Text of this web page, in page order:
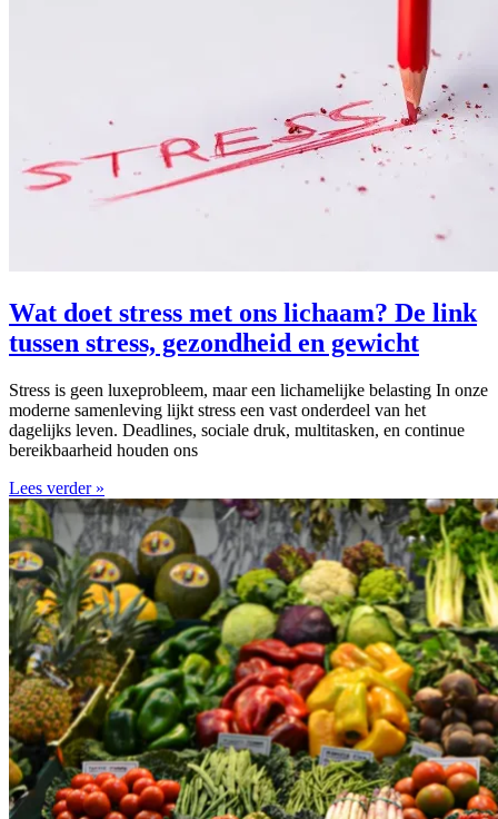
Wat doet stress met ons lichaam? De link
tussen stress, gezondheid en gewicht
Stress is geen luxeprobleem, maar een lichamelijke belasting In onze
moderne samenleving lijkt stress een vast onderdeel van het
dagelijks leven. Deadlines, sociale druk, multitasken, en continue
bereikbaarheid houden ons
Lees verder »